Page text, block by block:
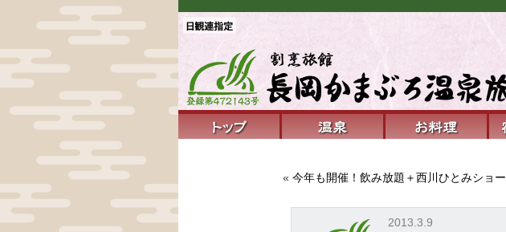
« 今年も開催！飲み放題＋西川ひとみショー
2013.3.9